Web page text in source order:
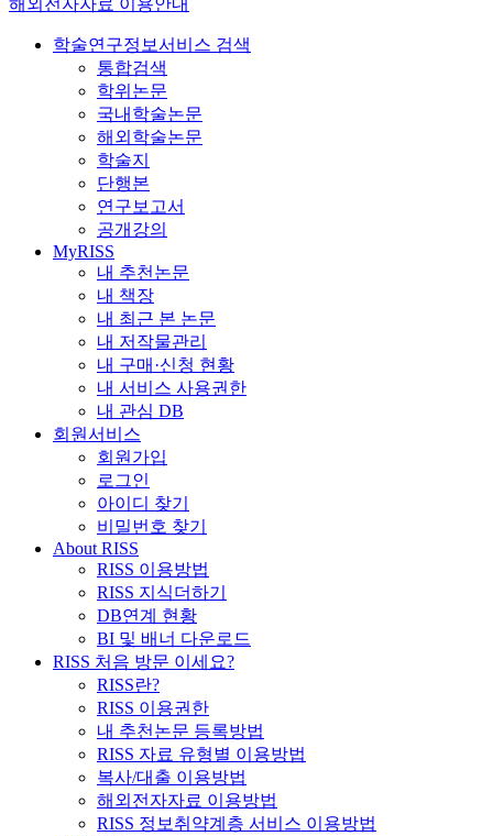
해외전자자료 이용안내
학술연구정보서비스 검색
통합검색
학위논문
국내학술논문
해외학술논문
학술지
단행본
연구보고서
공개강의
MyRISS
내 추천논문
내 책장
내 최근 본 논문
내 저작물관리
내 구매·신청 현황
내 서비스 사용권한
내 관심 DB
회원서비스
회원가입
로그인
아이디 찾기
비밀번호 찾기
About RISS
RISS 이용방법
RISS 지식더하기
DB연계 현황
BI 및 배너 다운로드
RISS 처음 방문 이세요?
RISS란?
RISS 이용권한
내 추천논문 등록방법
RISS 자료 유형별 이용방법
복사/대출 이용방법
해외전자자료 이용방법
RISS 정보취약계층 서비스 이용방법